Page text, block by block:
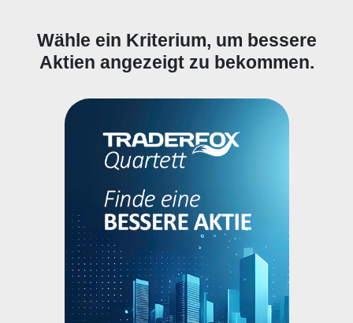
Wähle ein Kriterium, um bessere
Aktien angezeigt zu bekommen.